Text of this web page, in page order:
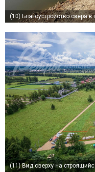
(10) Благоустройство озера
(11)Вид сверху на